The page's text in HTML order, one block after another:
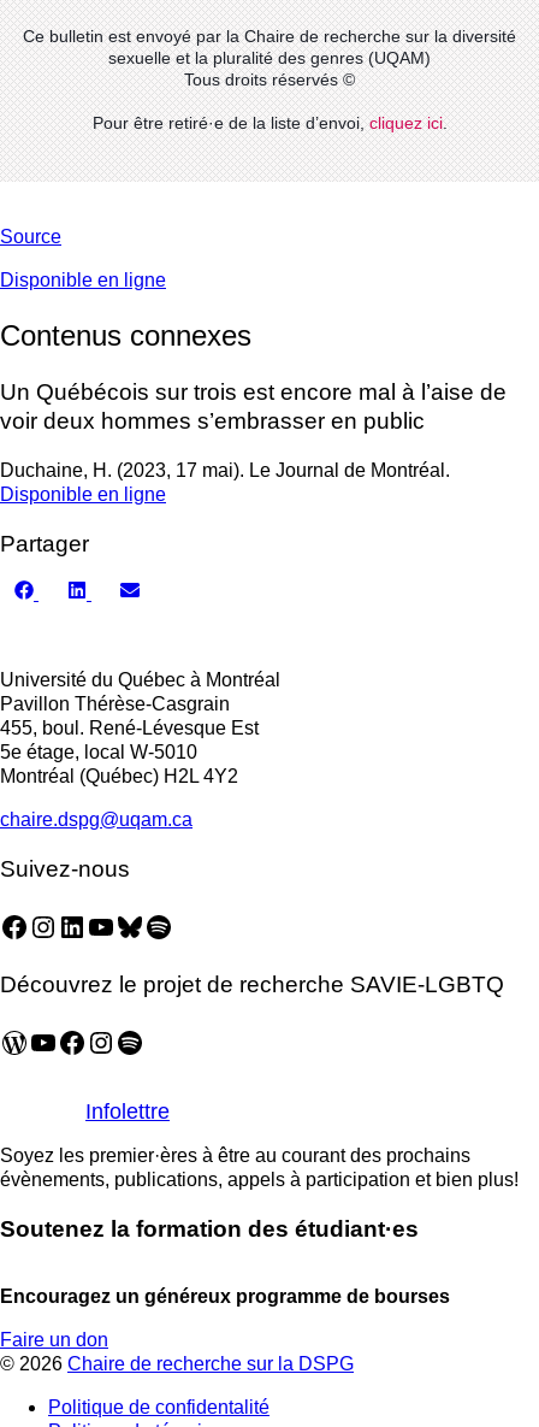
Ce bulletin est envoyé par la Chaire de recherche sur la diversité
sexuelle et la pluralité des genres (UQAM)
Tous droits réservés ©
Pour être retiré·e de la liste d’envoi,cliquez ici.
Source
Disponible en ligne
Contenus connexes
Un Québécois sur trois est encore mal à l’aise de
voir deux hommes s’embrasser en public
Duchaine, H. (2023, 17 mai). Le Journal de Montréal.
Disponible en ligne
Partager
Share
ShareShare
Université du Québec à Montréal
Pavillon Thérèse-Casgrain
455, boul. René-Lévesque Est
5e étage, local W-5010
Montréal (Québec) H2L 4Y2
chaire.dspg@uqam.ca
Suivez-nous
Facebook
Instagram
LinkedIn
YouTube
Bluesky
Spotify
Découvrez le projet de recherche SAVIE-LGBTQ
WordPress
YouTube
Facebook
Instagram
Spotify
Infolettre
Soyez les premier·ères à être au courant des prochains
évènements, publications, appels à participation et bien plus!
Soutenez la formation des étudiant·es
Encouragez un généreux programme de bourses
Faire un don
© 2026 Chaire de recherche sur la DSPG
Politique de confidentalité